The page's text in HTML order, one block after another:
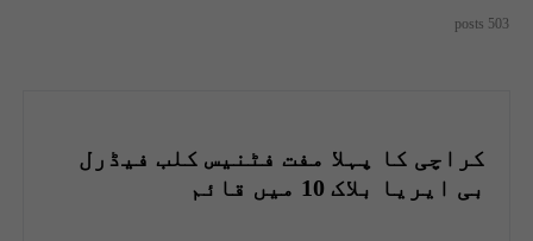
503 posts
کراچی کا پہلا مفت فٹنیس کلب فیڈرل
بی ایریا بلاک 10 میں قائم